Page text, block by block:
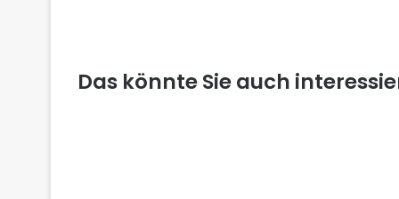
Das könnte Sie auch